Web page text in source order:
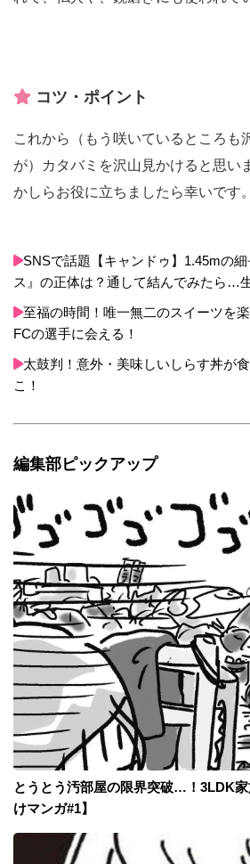
コツ・ポイント
これから（もう咲いているところも
が）カタバミを沢山見かけると思い
かしらお役に立ちましたら幸いです。
SNSで話題【キャンドゥ】1.45mの
ス』の正体は？通して結んでみたら…
至福の時間！唯一無二のスイーツを
FCの選手に会える！
太鼓判！意外・美味しいしらす丼が
こ！
編集部ピックアップ
とうとう汚部屋の限界突破…！3LDK
けマンガ#1】